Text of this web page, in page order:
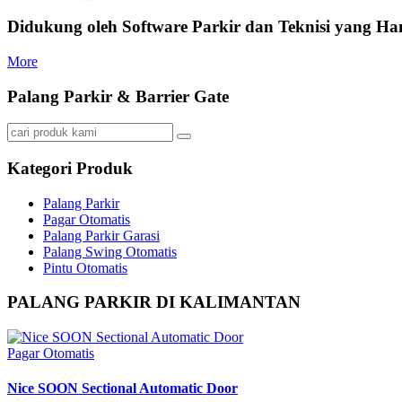
Didukung oleh Software Parkir dan Teknisi yang
More
Palang Parkir & Barrier Gate
Kategori Produk
Palang Parkir
Pagar Otomatis
Palang Parkir Garasi
Palang Swing Otomatis
Pintu Otomatis
PALANG PARKIR DI KALIMANTAN
Pagar Otomatis
Nice SOON Sectional Automatic Door